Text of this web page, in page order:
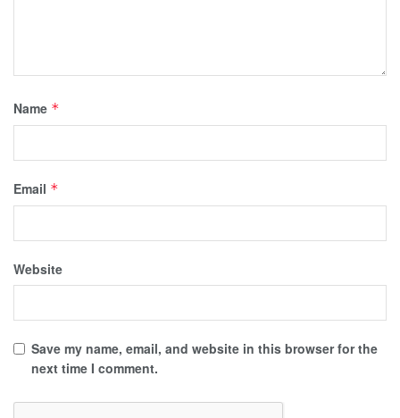
Name *
Email *
Website
Save my name, email, and website in this browser for the
next time I comment.